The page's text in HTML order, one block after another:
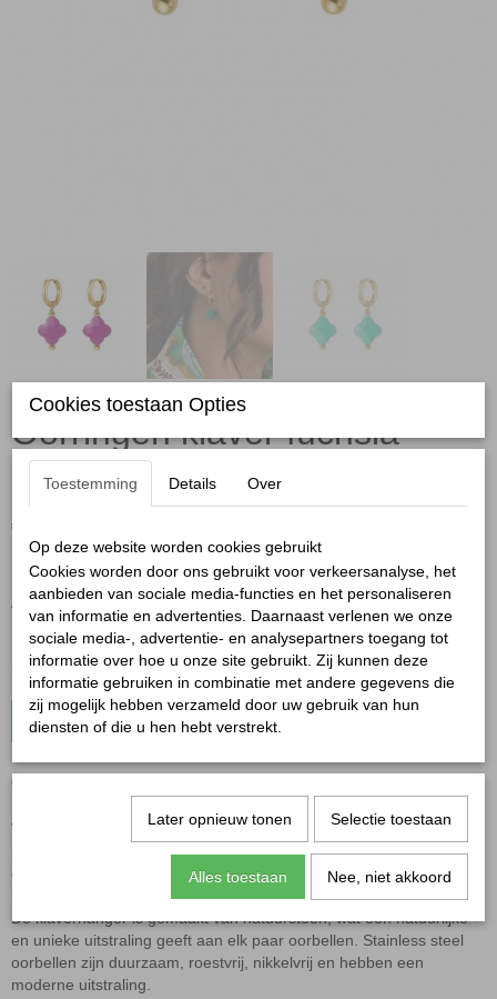
Oorringen klaver fuchsia
goud
€ 17,95
Op voorraad
Aantal
In winkelwagen
Oorringen klaver fuchsia goud
Voeg een vleugje elegantie en kleur toe aan je look met deze
prachtige oorringen. Deze oorbellen zijn ontworpen met een
delicate klavervorm en zijn uitgevoerd in een levendige fuchsia
kleur, gecombineerd met een gouden afwerking van stainless steel.
De klaverhanger is gemaakt van natuursteen, wat een natuurlijke
en unieke uitstraling geeft aan elk paar oorbellen. Stainless steel
oorbellen zijn duurzaam, roestvrij, nikkelvrij en hebben een
moderne uitstraling.
Cookies toestaan Opties
Toestemming Details Over
Op deze website worden cookies gebruikt
Cookies worden door ons gebruikt voor verkeersanalyse, het
aanbieden van sociale media-functies en het personaliseren
van informatie en advertenties. Daarnaast verlenen we onze
sociale media-, advertentie- en analysepartners toegang tot
informatie over hoe u onze site gebruikt. Zij kunnen deze
informatie gebruiken in combinatie met andere gegevens die
zij mogelijk hebben verzameld door uw gebruik van hun
diensten of die u hen hebt verstrekt.
Later opnieuw tonen Selectie toestaan
Alles toestaan Nee, niet akkoord